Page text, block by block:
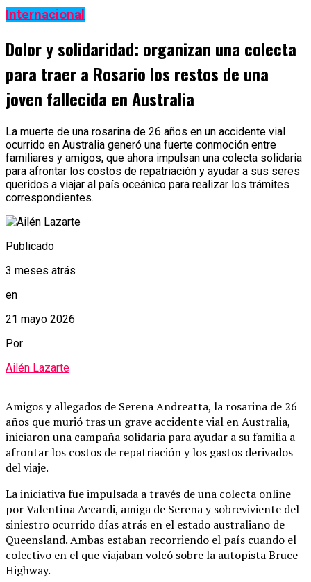
Internacional
Dolor y solidaridad: organizan una colecta
para traer a Rosario los restos de una
joven fallecida en Australia
La muerte de una rosarina de 26 años en un accidente vial
ocurrido en Australia generó una fuerte conmoción entre
familiares y amigos, que ahora impulsan una colecta solidaria
para afrontar los costos de repatriación y ayudar a sus seres
queridos a viajar al país oceánico para realizar los trámites
correspondientes.
Publicado
3 meses atrás
en
21 mayo 2026
Por
Ailén Lazarte
Amigos y allegados de Serena Andreatta, la rosarina de 26
años que murió tras un grave accidente vial en Australia,
iniciaron una campaña solidaria para ayudar a su familia a
afrontar los costos de repatriación y los gastos derivados
del viaje.
La iniciativa fue impulsada a través de una colecta online
por Valentina Accardi, amiga de Serena y sobreviviente del
siniestro ocurrido días atrás en el estado australiano de
Queensland. Ambas estaban recorriendo el país cuando el
colectivo en el que viajaban volcó sobre la autopista Bruce
Highway.